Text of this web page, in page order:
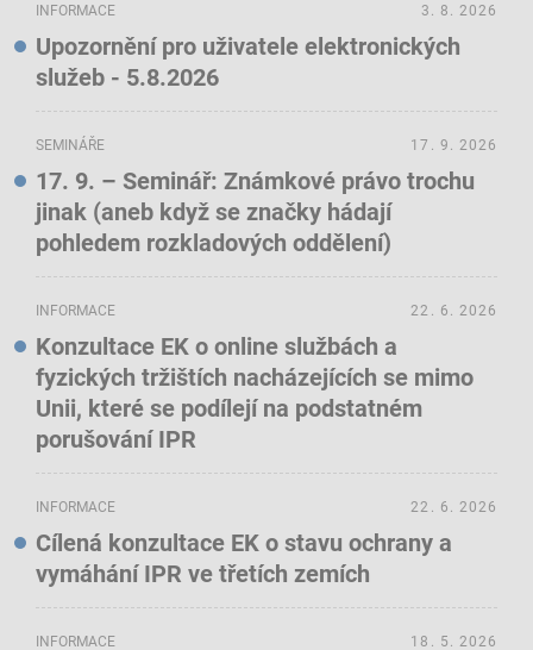
INFORMACE
Upozornění pro uživatele elektronických
služeb - 5.8.2026
3. 8. 2026
SEMINÁŘE
17. 9. – Seminář: Známkové právo trochu
jinak (aneb když se značky hádají
pohledem rozkladových oddělení)
17. 9. 2026
INFORMACE
Konzultace EK o online službách a
fyzických tržištích nacházejících se mimo
Unii, které se podílejí na podstatném
porušování IPR
22. 6. 2026
INFORMACE
Cílená konzultace EK o stavu ochrany a
vymáhání IPR ve třetích zemích
22. 6. 2026
INFORMACE 18. 5. 2026